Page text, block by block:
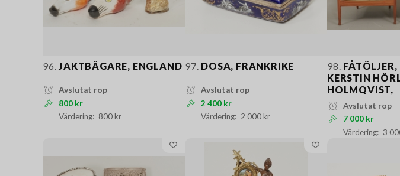
96. JAKTBÄGARE, ENGLAND
Avslutat rop
800 kr
800 kr
97. DOSA, FRANKRIKE
Avslutat rop
2 400 kr
2 000 kr
98.
KERSTIN
HOLMQVIST,
Avslutat rop
7 000 kr
3